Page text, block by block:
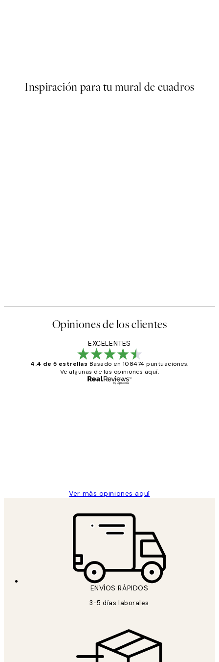
Inspiración para tu mural de cuadros
Opiniones de los clientes
EXCELENTES
4.4 de 5 estrellas Basado en 108474 puntuaciones.
Ve algunas de las opiniones aquí.
Ver más opiniones aquí
ENVÍOS RÁPIDOS
3-5 días laborales